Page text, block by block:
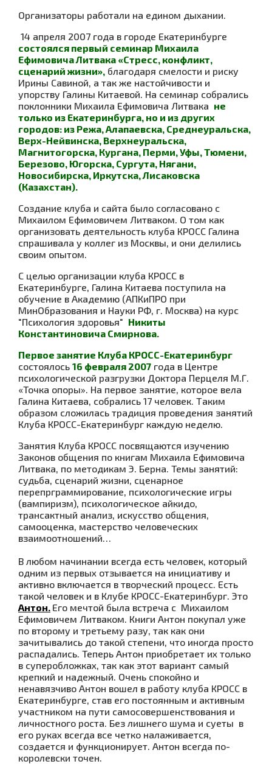
Организаторы работали на едином дыхании.
14 апреля 2007 года в городе Екатеринбурге
состоялся первый семинар Михаила
Ефимовича Литвака «Стресс, конфликт,
сценарий жизни», благодаря смелости и риску
Ирины Савиной, а так же настойчивости и
упорству Галины Китаевой. На семинар собрались
поклонники Михаила Ефимовича Литвака не
только из Екатеринбурга, но и из других
городов: из Режа, Алапаевска, Среднеуральска,
Верх-Нейвинска, Верхнеуральска,
Магнитогорска, Кургана, Перми, Уфы, Тюмени,
Березово, Югорска, Сургута, Нягани,
Новосибирска, Иркутска, Лисаковска
(Казахстан).
Создание клуба и сайта было согласовано с
Михаилом Ефимовичем Литваком. О том как
организовать деятельность клуба КРОСС Галина
спрашивала у коллег из Москвы, и они делились
своим опытом.
С целью организации клуба КРОСС в
Екатеринбурге, Галина Китаева поступила на
обучение в Академию (АПКиПРО при
МинОбразования и Науки РФ, г. Москва) на курс
"Психология здоровья" Никиты
Константиновича Смирнова.
Первое занятие Клуба КРОСС-Екатеринбург
состоялось 16 февраля 2007 года в Центре
психологической разгрузки Доктора Перцеля М.Г.
«Точка опоры». На первое занятие, которое вела
Галина Китаева, собрались 17 человек. Таким
образом сложилась традиция проведения занятий
Клуба КРОСС-Екатеринбург каждую неделю.
Занятия Клуба КРОСС посвящаются изучению
Законов общения по книгам Михаила Ефимовича
Литвака, по методикам Э. Берна. Темы занятий:
судьба, сценарий жизни, сценарное
перепрграммирование, психологические игры
(вампиризм), психологическое айкидо,
трансактный анализ, искусство общения,
самооценка, мастерство человеческих
взаимоотношений…
В любом начинании всегда есть человек, который
одним из первых отзывается на инициативу и
активно включается в творческий процесс. Есть
такой человек и в Клубе КРОСС-Екатеринбург. Это
Антон. Его мечтой была встреча с Михаилом
Ефимовичем Литваком. Книги Антон покупал уже
по второму и третьему разу, так как они
зачитывались до такой степени, что иногда просто
распадались. Теперь Антон приобретает их только
в суперобложках, так как этот вариант самый
крепкий и надежный. Очень спокойно и
ненавязчиво Антон вошел в работу клуба КРОСС в
Екатеринбурге, став его постоянным и активным
участником на пути самосовершенствования и
личностного роста. Без лишнего шума и суеты в
его руках всегда все четко налаживается,
создается и функционирует. Антон всегда по-
королевски точен.